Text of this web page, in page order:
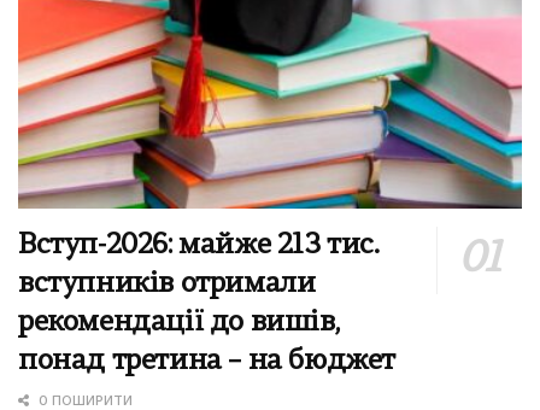
Вступ-2026: майже 213 тис.
вступників отримали
рекомендації до вишів,
понад третина – на бюджет
0 ПОШИРИТИ